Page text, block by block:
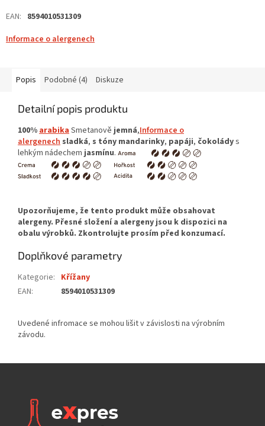
EAN: 8594010531309
Informace o alergenech
Popis Podobné (4) Diskuze
Detailní popis produktu
100%arabikaSmetanovějemná,Informace o
alergenech sladká, s tóny mandarinky, papáji, čokoládys
lehkým nádechemjasmínu.
Doplňkové parametry
Kategorie: Křížany
EAN: 8594010531309